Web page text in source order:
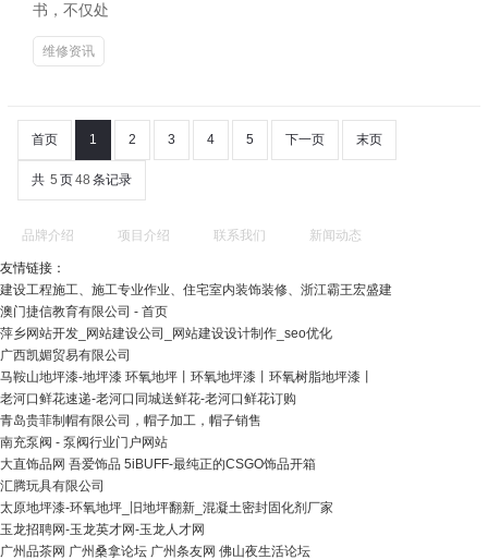
书，不仅处
维修资讯
首页 1 2 3 4 5 下一页 末页
共 5 页48 条记录
品牌介绍 项目介绍 联系我们 新闻动态
友情链接：
建设工程施工、施工专业作业、住宅室内装饰装修、浙江霸王宏盛建
澳门捷信教育有限公司 - 首页
萍乡网站开发_网站建设公司_网站建设设计制作_seo优化
广西凯媚贸易有限公司
马鞍山地坪漆-地坪漆 环氧地坪丨环氧地坪漆丨环氧树脂地坪漆丨
老河口鲜花速递-老河口同城送鲜花-老河口鲜花订购
青岛贵菲制帽有限公司，帽子加工，帽子销售
南充泵阀 - 泵阀行业门户网站
大直饰品网 吾爱饰品 5iBUFF-最纯正的CSGO饰品开箱
汇腾玩具有限公司
太原地坪漆-环氧地坪_旧地坪翻新_混凝土密封固化剂厂家
玉龙招聘网-玉龙英才网-玉龙人才网
广州品茶网 广州桑拿论坛 广州条友网 佛山夜生活论坛